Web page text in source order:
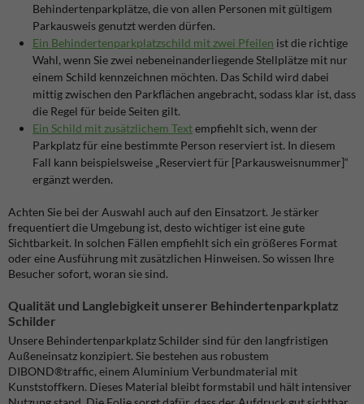
Behindertenparkplätze, die von allen Personen mit gültigem
Parkausweis genutzt werden dürfen.
Ein Behindertenparkplatzschild mit zwei Pfeilen ist die richtige
Wahl, wenn Sie zwei nebeneinanderliegende Stellplätze mit nur
einem Schild kennzeichnen möchten. Das Schild wird dabei
mittig zwischen den Parkflächen angebracht, sodass klar ist, dass
die Regel für beide Seiten gilt.
Ein Schild mit zusätzlichem Textempfiehlt sich, wenn der
Parkplatz für eine bestimmte Person reserviert ist. In diesem
Fall kann beispielsweise „Reserviert für [Parkausweisnummer]“
ergänzt werden.
Achten Sie bei der Auswahl auch auf den Einsatzort. Je stärker
frequentiert die Umgebung ist, desto wichtiger ist eine gute
Sichtbarkeit. In solchen Fällen empfiehlt sich ein größeres Format
oder eine Ausführung mit zusätzlichen Hinweisen. So wissen Ihre
Besucher sofort, woran sie sind.
Qualität und Langlebigkeit unserer Behindertenparkplatz
Schilder
Unsere Behindertenparkplatz Schilder sind für den langfristigen
Außeneinsatz konzipiert. Sie bestehen aus robustem
DIBOND®traffic, einem Aluminium Verbundmaterial mit
Kunststoffkern. Dieses Material bleibt formstabil und hält intensiver